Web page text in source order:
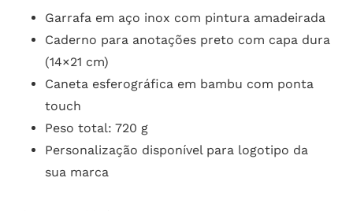
Garrafa em aço inox com pintura amadeirada
Caderno para anotações preto com capa dura
(14×21 cm)
Caneta esferográfica em bambu com ponta
touch
Peso total: 720 g
Personalização disponível para logotipo da
sua marca